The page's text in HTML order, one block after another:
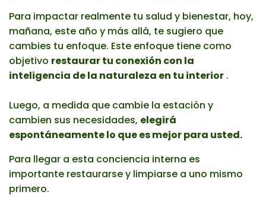
Para impactar realmente tu salud y bienestar, hoy,
mañana, este año y más allá, te sugiero que
cambies tu enfoque. Este enfoque tiene como
objetivo restaurar tu conexión con la
inteligencia de la naturaleza en tu interior .
Luego, a medida que cambie la estación y
cambien sus necesidades, elegirá
espontáneamente lo que es mejor para usted.
Para llegar a esta conciencia interna es
importante restaurarse y limpiarse a uno mismo
primero.